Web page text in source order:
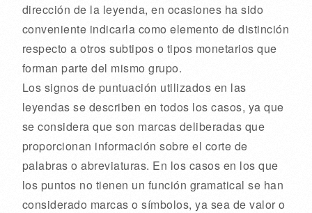
dirección de la leyenda, en ocasiones ha sido
conveniente indicarla como elemento de distinción
respecto a otros subtipos o tipos monetarios que
forman parte del mismo grupo.
Los signos de puntuación utilizados en las
leyendas se describen en todos los casos, ya que
se considera que son marcas deliberadas que
proporcionan información sobre el corte de
palabras o abreviaturas. En los casos en los que
los puntos no tienen un función gramatical se han
considerado marcas o símbolos, ya sea de valor o